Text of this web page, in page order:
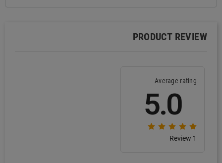
PRODUCT REVIEW
Average rating
5.0
1 Review